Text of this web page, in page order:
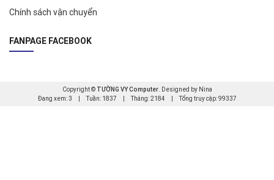
Chính sách vận chuyển
FANPAGE FACEBOOK
Copyright © TƯỜNG VY Computer. Designed by Nina
Đang xem: 3
Tuần: 1837 Tháng: 2184 Tổng truy cập: 99337